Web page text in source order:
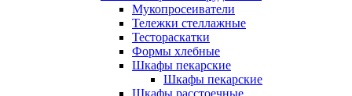
Мукопросеиватели
Тележки стеллажные
Тестораскатки
Формы хлебные
Шкафы пекарские
Шкафы пекарские
Шкафы расстоечные